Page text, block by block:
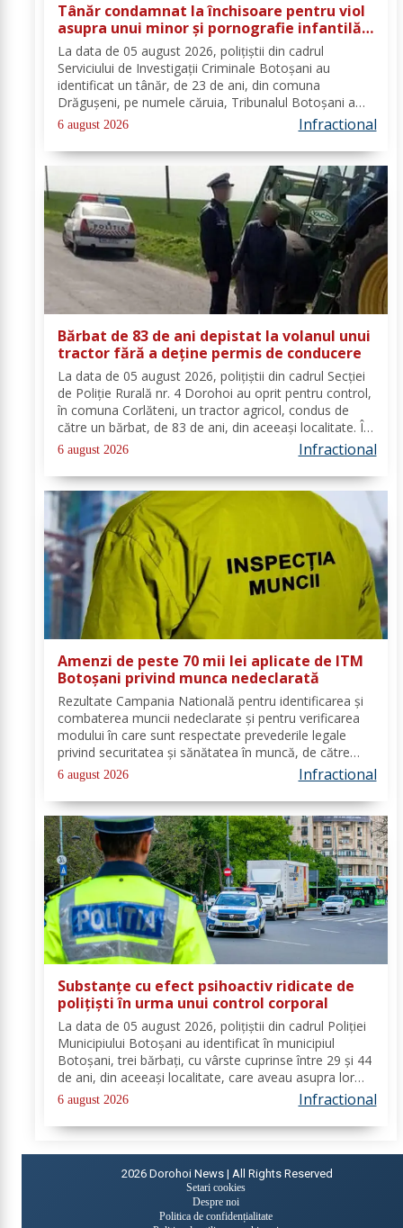
Tânăr condamnat la închisoare pentru viol
asupra unui minor și pornografie infantilă,
identificat de polițiști
La data de 05 august 2026, polițiștii din cadrul
Serviciului de Investigații Criminale Botoșani au
identificat un tânăr, de 23 de ani, din comuna
Drăgușeni, pe numele căruia, Tribunalul Botoșani a
emis un mandat de executare a pedepsei cu
închisoarea. Tânărul a fost condamnat la 4 ani și 5 luni
de...
6 august 2026 Infractional
Bărbat de 83 de ani depistat la volanul unui
tractor fără a deține permis de conducere
La data de 05 august 2026, polițiștii din cadrul Secției
de Poliție Rurală nr. 4 Dorohoi au oprit pentru control,
în comuna Corlăteni, un tractor agricol, condus de
către un bărbat, de 83 de ani, din aceeași localitate. În
urma verificărilor efectuate de către polițiști, s-a
constatat faptul că...
6 august 2026 Infractional
Amenzi de peste 70 mii lei aplicate de ITM
Botoșani privind munca nedeclarată
Rezultate Campania Natională pentru identificarea și
combaterea muncii nedeclarate și pentru verificarea
modului în care sunt respectate prevederile legale
privind securitatea și sănătatea în muncă, de către
angajatorii care desfășoară activități în domeniul
Industria alimentară - cod CAEN 10....
6 august 2026 Infractional
Substanțe cu efect psihoactiv ridicate de
polițiști în urma unui control corporal
La data de 05 august 2026, polițiștii din cadrul Poliției
Municipiului Botoșani au identificat în municipiul
Botoșani, trei bărbați, cu vârste cuprinse între 29 și 44
de ani, din aceeași localitate, care aveau asupra lor
substanțe psihoactive. În urma efectuării controlului
corporal asupra unuia...
6 august 2026 Infractional
2026 Dorohoi News | All Rights Reserved
Setari cookies
Despre noi
Politica de confidențialitate